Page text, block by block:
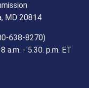
MD 20814
638-8270)
a.m. - 5.30. p.m. ET